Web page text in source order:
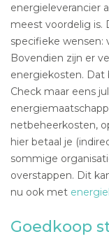
energieleverancier
meest voordelig is.
specifieke wensen:
Bovendien zijn er
energiekosten. Dat
Check maar eens
netbeheerkosten,
hier betaal je
sommige
overstappen. Dit
nu ook met
Goedkoop